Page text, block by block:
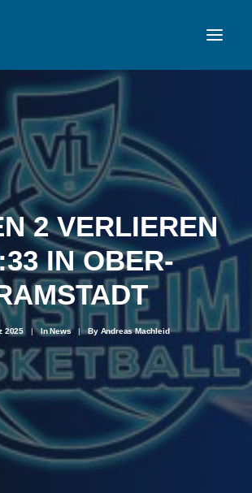
2 VERLIEREN
IN OBER-
2025 | InNews | By Andreas Machleid